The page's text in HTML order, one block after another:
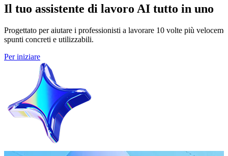
Il tuo assistente di lavoro AI tutto in uno
Progettato per aiutare i professionisti a lavorare 10 volte più
spunti concreti e utilizzabili.
Per iniziare